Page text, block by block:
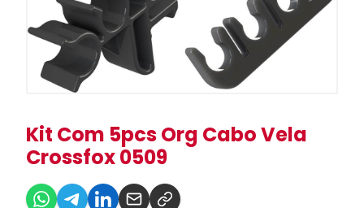
Kit Com 5pcs Org Cabo Vela
Crossfox 0509